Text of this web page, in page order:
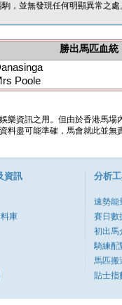
，並無發現任何明顯異常之
勝出馬匹血統
Poole
樂資訊之用。但由於香港馬
料盡可能準確，馬會就此並
資訊
庫
分析
速勢能
賽日數
初出馬
騎練配
馬匹搬
貼士指